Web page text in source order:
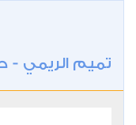
تميم الريمي